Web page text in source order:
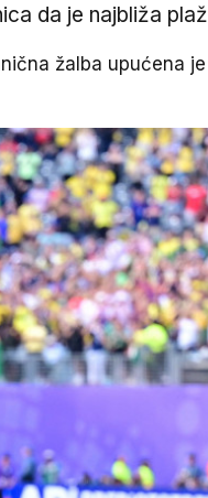
da je najbliža
žalba upućena